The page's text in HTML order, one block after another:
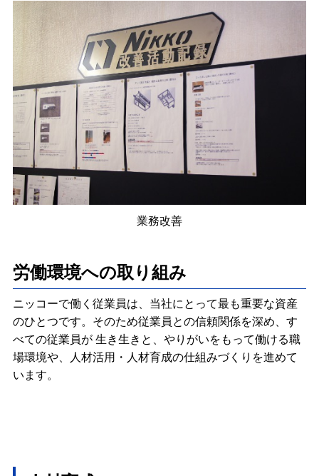
業務改善
労働環境への取り組み
ニッコーで働く従業員は、当社にとって最も重要な資産
のひとつです。そのため従業員との信頼関係を深め、す
べての従業員が 生き生きと、やりがいをもって働ける職
場環境や、人材活用・人材育成の仕組みづくりを進めて
います。